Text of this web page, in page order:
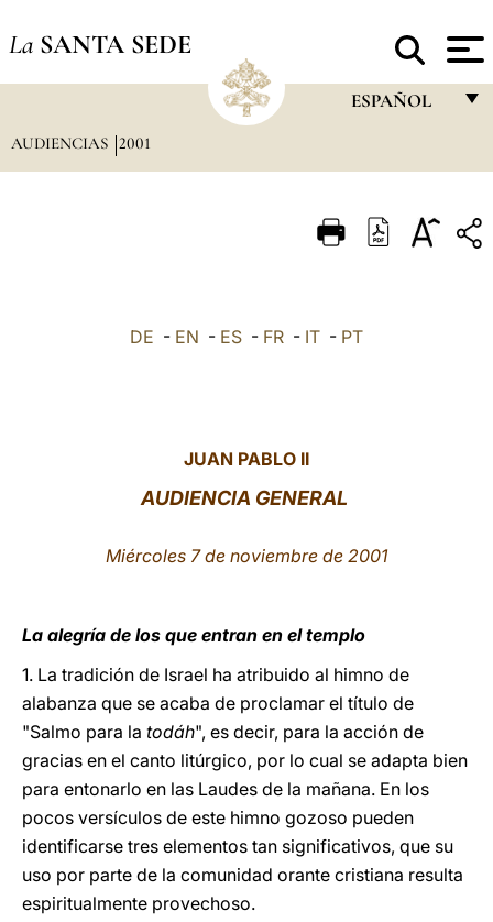
La SANTA SEDE
ESPAÑOL
ITALIANO
AUDIENCIAS 2001
DE - EN - ES - FR - IT - PT
JUAN PABLO II
AUDIENCIA GENERAL
Miércoles 7 de noviembre de 2001
La alegría de los que entran en el templo
1. La tradición de Israel ha atribuido al himno de
alabanza que se acaba de proclamar el título de
"Salmo para la todáh", es decir, para la acción de
gracias en el canto litúrgico, por lo cual se adapta bien
para entonarlo en las Laudes de la mañana. En los
pocos versículos de este himno gozoso pueden
identificarse tres elementos tan significativos, que su
uso por parte de la comunidad orante cristiana resulta
espiritualmente provechoso.